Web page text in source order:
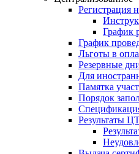
Регистрация
График
График
Льготы в
Резервные
Для
Памятка
Порядок
Результаты